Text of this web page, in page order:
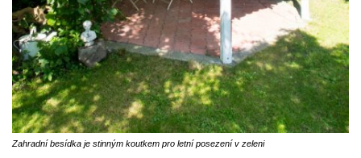
Zahradní besídka je stinným koutkem pro letní posezení v zeleni